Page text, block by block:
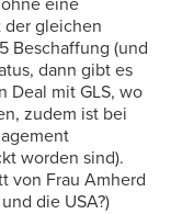
der gleichen
Beschaffung (und
dann gibt es
Deal mit GLS, wo
zudem ist bei
worden sind).
von Frau Amherd
die USA?)